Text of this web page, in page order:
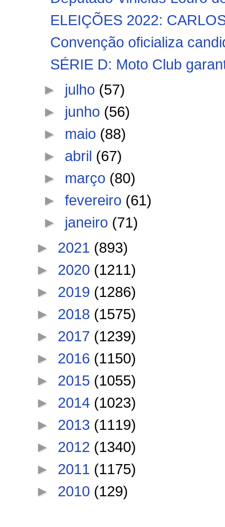
ELEIÇÕES 2022:
Convenção oficializa
SÉRIE D: Moto Club
► julho (57)
► junho (56)
► maio (88)
► abril (67)
► março (80)
►fevereiro (61)
► janeiro (71)
► 2021 (893)
► 2020 (1211)
► 2019 (1286)
► 2018 (1575)
► 2017 (1239)
► 2016 (1150)
► 2015 (1055)
► 2014 (1023)
► 2013 (1119)
► 2012 (1340)
► 2011 (1175)
► 2010 (129)